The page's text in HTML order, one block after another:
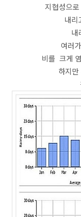
지협성으
내리
내
여러
비를 크게
하지